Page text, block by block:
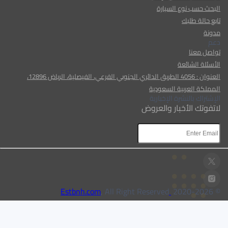
البحث حسب نوع السيارة
تابع حالة طلبك
مدونة
دعم
تواصل معنا
الأسئلة الشائعة
العنوان : 4056 الطريق الدائري الجنوبي الفرعي، الفيصلية، الرياض 12896،
المملكة العربية السعودية
الإشتراك بالنشرة الإخبارية
لاتفوتك الأخبار والعروض
© 2020-
2026
Estbnh.com
, All Right Reserved